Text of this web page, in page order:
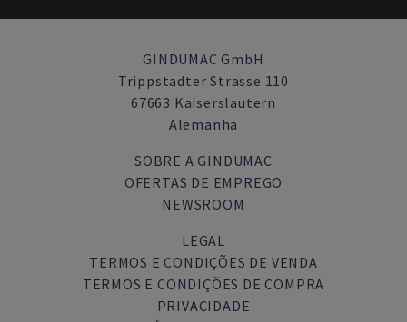
GINDUMAC GmbH
Trippstadter Strasse 110
67663 Kaiserslautern
Alemanha
SOBRE A GINDUMAC
OFERTAS DE EMPREGO
NEWSROOM
LEGAL
TERMOS E CONDIÇÕES DE VENDA
TERMOS E CONDIÇÕES DE COMPRA
PRIVACIDADE